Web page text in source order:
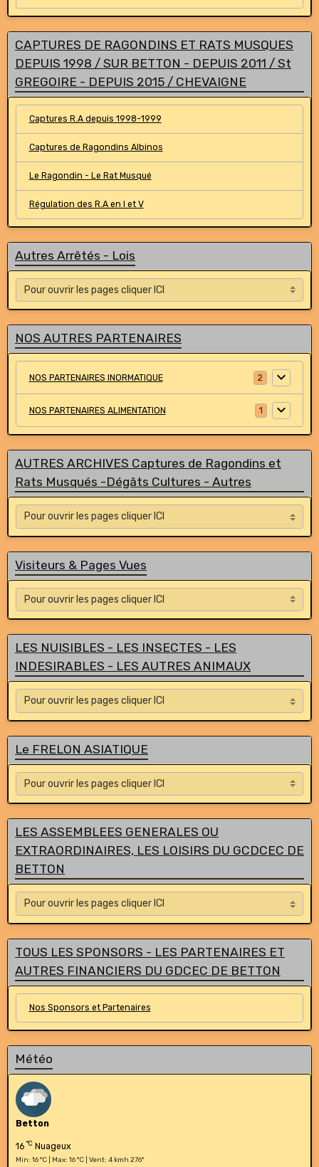
CAPTURES DE RAGONDINS ET RATS MUSQUES
DEPUIS 1998 / SUR BETTON - DEPUIS 2011 / St
GREGOIRE - DEPUIS 2015 / CHEVAIGNE
Captures R.A depuis 1998-1999
Captures de Ragondins Albinos
Le Ragondin - Le Rat Musqué
Régulation des R.A en I et V
Autres Arrêtés - Lois
NOS AUTRES PARTENAIRES
NOS PARTENAIRES INORMATIQUE 2
NOS PARTENAIRES ALIMENTATION 1
AUTRES ARCHIVES Captures de Ragondins et
Rats Musqués -Dégâts Cultures - Autres
Visiteurs & Pages Vues
LES NUISIBLES - LES INSECTES - LES
INDESIRABLES - LES AUTRES ANIMAUX
Le FRELON ASIATIQUE
LES ASSEMBLEES GENERALES OU
EXTRAORDINAIRES, LES LOISIRS DU GCDCEC DE
BETTON
TOUS LES SPONSORS - LES PARTENAIRES ET
AUTRES FINANCIERS DU GDCEC DE BETTON
Nos Sponsors et Partenaires
Météo
Betton
16 °C Nuageux
Min: 16 °C | Max: 16 °C | Vent: 4 kmh 276°